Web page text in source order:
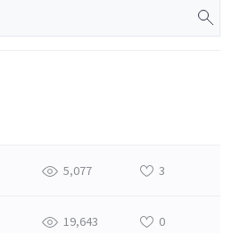
5,077 3
19,643 0